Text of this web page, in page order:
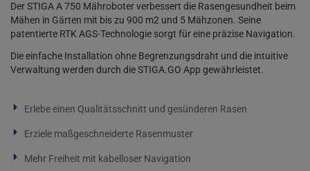
Der STIGA A 750 Mähroboter verbessert die Rasengesundheit beim
Mähen in Gärten mit bis zu 900 m2 und 5 Mähzonen. Seine
patentierte RTK AGS-Technologie sorgt für eine präzise Navigation.
Die einfache Installation ohne Begrenzungsdraht und die intuitive
Verwaltung werden durch die STIGA.GO App gewährleistet.
Erlebe einen Qualitätsschnitt und gesünderen Rasen
Erziele maßgeschneiderte Rasenmuster
Mehr Freiheit mit kabelloser Navigation